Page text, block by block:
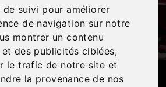
suivi pour améliorer
de navigation sur notre
montrer un contenu
des publicités ciblées,
le trafic de notre site et
la provenance de nos
24H/24